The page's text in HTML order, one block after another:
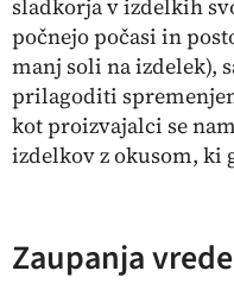
sladkorja v izdelkih
počnejo počasi in
manj soli na izdelek),
prilagoditi
kot proizvajalci se
izdelkov z okusom, ki
Zaupanja